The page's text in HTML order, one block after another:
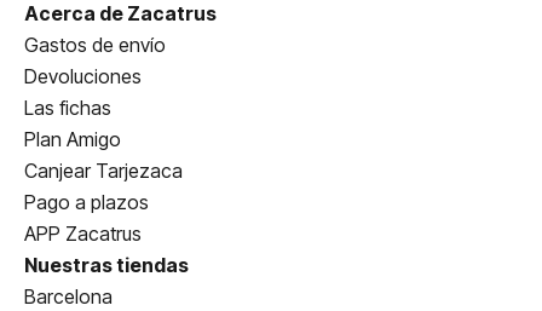
Acerca de Zacatrus
Gastos de envío
Devoluciones
Las fichas
Plan Amigo
Canjear Tarjezaca
Pago a plazos
APP Zacatrus
Nuestras tiendas
Barcelona